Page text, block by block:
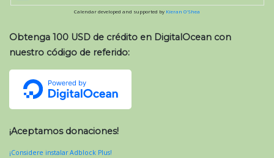
Calendar developed and supported by Kieran O'Shea
Obtenga 100 USD de crédito en DigitalOcean con
nuestro código de referido:
¡Aceptamos donaciones!
¡Considere instalar Adblock Plus!